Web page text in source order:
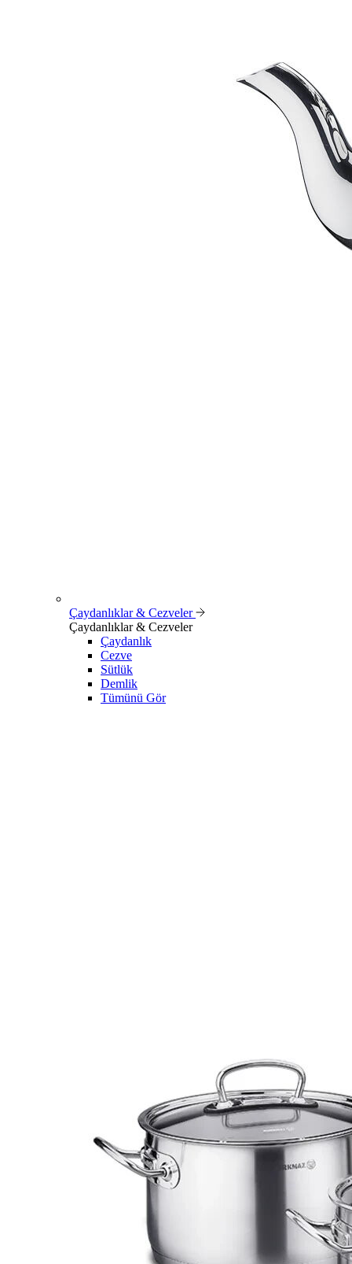
Çaydanlıklar & Cezveler
Çaydanlıklar & Cezveler
Çaydanlık
Cezve
Sütlük
Demlik
Tümünü Gör